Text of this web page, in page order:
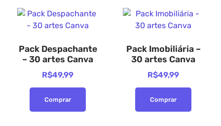
Pack Despachante
– 30 artes Canva
R$49,99
Comprar
Pack Imobiliária –
30 artes Canva
R$49,99
Comprar